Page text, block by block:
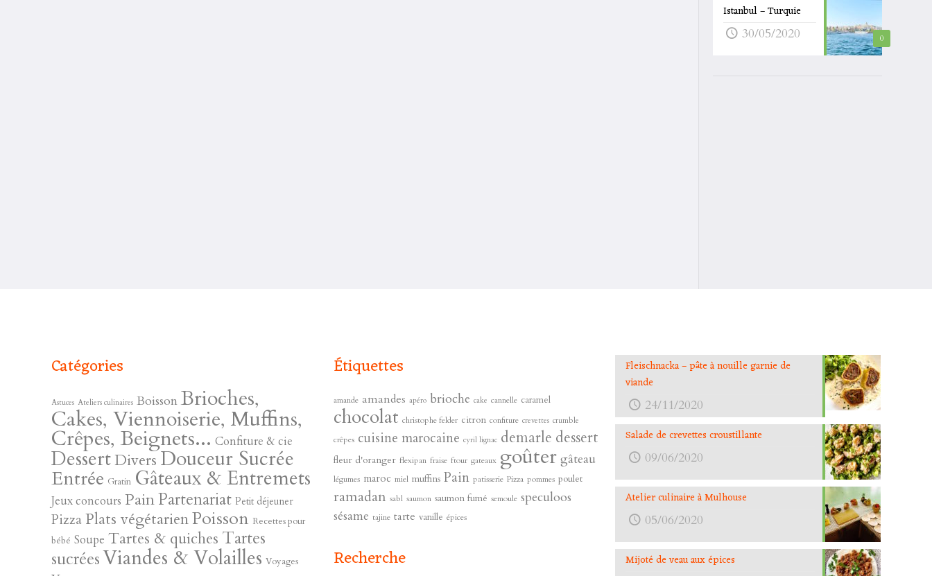
0
Istanbul – Turquie
30/05/2020
Catégories
Astuces Ateliers culinaires Boisson Brioches,
Cakes, Viennoiserie, Muffins,
Crêpes, Beignets... Confiture & cie
DessertDivers Douceur Sucrée
Entrée Gratin Gâteaux & Entremets
Jeux concours PainPartenariat Petit déjeuner
PizzaPlats végétarienPoisson Recettes pour
bébé Soupe Tartes & quiches Tartes
sucréesViandes & Volailles Voyages
Étiquettes
amande amandes apéro brioche cake cannelle caramel
chocolat christophe felder citron confiture crevettes crumble
crêpes cuisine marocaine cyril lignac demarle dessert
fleur d'oranger flexipan fraise ftour gateaux goûter gâteau
légumes maroc miel muffins Pain patisserie Pizza pommes poulet
ramadan sabl saumon saumon fumé semoule speculoos
sésame tajine tarte vanille épices
Recherche
Fleischnacka – pâte à nouille garnie de
viande
24/11/2020
Salade de crevettes croustillante
09/06/2020
Atelier culinaire à Mulhouse
05/06/2020
Mijoté de veau aux épices